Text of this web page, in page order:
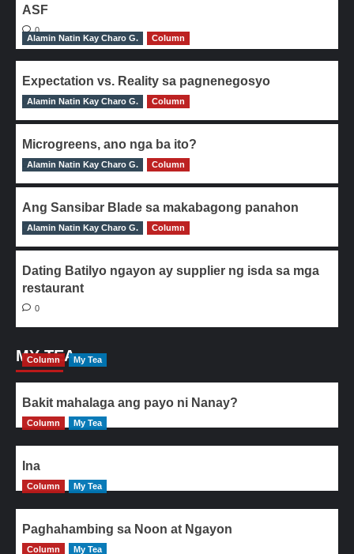
ASF
0
Alamin Natin Kay Charo G.
Column
Expectation vs. Reality sa pagnenegosyo
0
Alamin Natin Kay Charo G. Column
Microgreens, ano nga ba ito?
0
Alamin Natin Kay Charo G. Column
Ang Sansibar Blade sa makabagong panahon
0
Alamin Natin Kay Charo G. Column
Dating Batilyo ngayon ay supplier ng isda sa mga
restaurant
0
MY TEA
Column My Tea
Bakit mahalaga ang payo ni Nanay?
Column My Tea
Ina
Column My Tea
Paghahambing sa Noon at Ngayon
Column My Tea